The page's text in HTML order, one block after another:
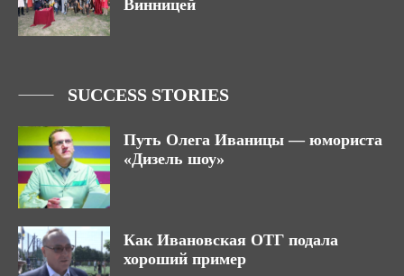
Винницей
SUCCESS STORIES
Путь Олега Иваницы — юмориста
«Дизель шоу»
Как Ивановская ОТГ подала
хороший пример